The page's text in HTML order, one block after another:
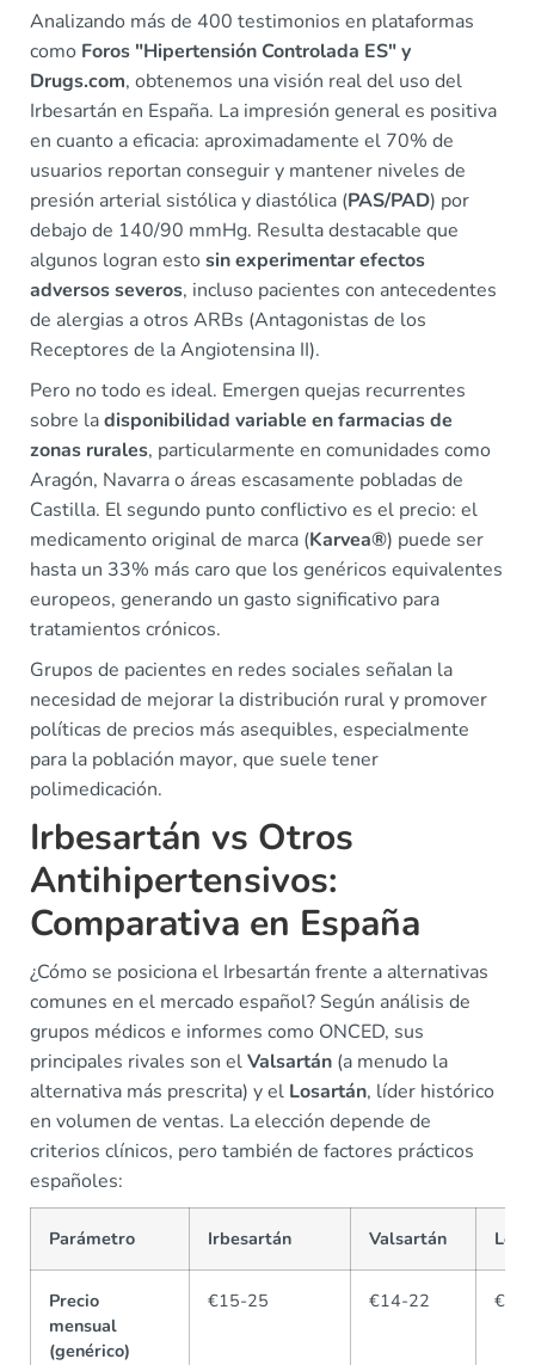
Analizando más de 400 testimonios en plataformas
como Foros "Hipertensión Controlada ES" y
Drugs.com, obtenemos una visión real del uso del
Irbesartán en España. La impresión general es positiva
en cuanto a eficacia: aproximadamente el 70% de
usuarios reportan conseguir y mantener niveles de
presión arterial sistólica y diastólica (PAS/PAD) por
debajo de 140/90 mmHg. Resulta destacable que
algunos logran estosin experimentar efectos
adversos severos, incluso pacientes con antecedentes
de alergias a otros ARBs (Antagonistas de los
Receptores de la Angiotensina II).
Pero no todo es ideal. Emergen quejas recurrentes
sobre ladisponibilidad variable en farmacias de
zonas rurales, particularmente en comunidades como
Aragón, Navarra o áreas escasamente pobladas de
Castilla. El segundo punto conflictivo es el precio: el
medicamento original de marca (Karvea®) puede ser
hasta un 33% más caro que los genéricos equivalentes
europeos, generando un gasto significativo para
tratamientos crónicos.
Grupos de pacientes en redes sociales señalan la
necesidad de mejorar la distribución rural y promover
políticas de precios más asequibles, especialmente
para la población mayor, que suele tener
polimedicación.
Irbesartán vs Otros
Antihipertensivos:
Comparativa en España
¿Cómo se posiciona el Irbesartán frente a alternativas
comunes en el mercado español? Según análisis de
grupos médicos e informes como ONCED, sus
principales rivales son elValsartán (a menudo la
alternativa más prescrita) y el Losartán, líder histórico
en volumen de ventas. La elección depende de
criterios clínicos, pero también de factores prácticos
españoles:
Parámetro Irbesartán Valsartán
Precio
mensual
(genérico)
€15-25 €14-22